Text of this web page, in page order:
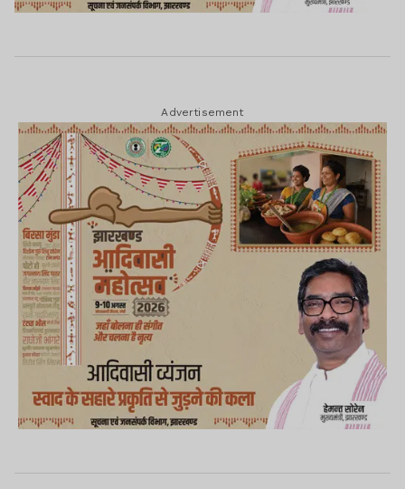
Advertisement